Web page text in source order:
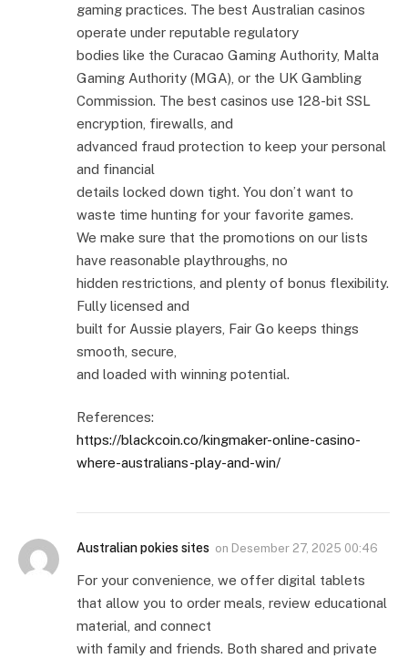
gaming practices. The best Australian casinos
operate under reputable regulatory
bodies like the Curacao Gaming Authority, Malta
Gaming Authority (MGA), or the UK Gambling
Commission. The best casinos use 128-bit SSL
encryption, firewalls, and
advanced fraud protection to keep your personal
and financial
details locked down tight. You don’t want to
waste time hunting for your favorite games.
We make sure that the promotions on our lists
have reasonable playthroughs, no
hidden restrictions, and plenty of bonus flexibility.
Fully licensed and
built for Aussie players, Fair Go keeps things
smooth, secure,
and loaded with winning potential.
References:
https://blackcoin.co/kingmaker-online-casino-
where-australians-play-and-win/
Australian pokies sites on Desember 27, 2025 00:46
For your convenience, we offer digital tablets
that allow you to order meals, review educational
material, and connect
with family and friends. Both shared and private